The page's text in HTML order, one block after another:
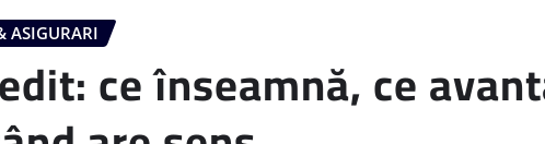
ASIGURARI
ce înseamnă, ce